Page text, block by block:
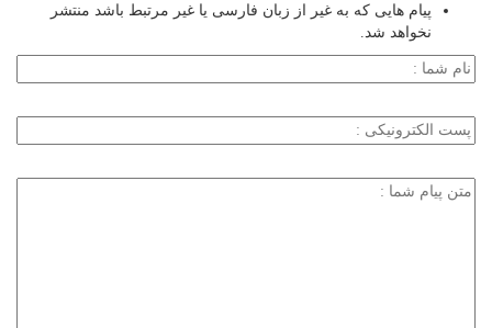
پیام هایی که به غیر از زبان فارسی یا غیر مرتبط باشد منتشر
نخواهد شد.